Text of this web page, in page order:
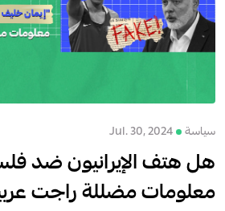
سياسة Jul. 30, 2024
هل هتف الإيرانيون ضد
معلومات مضللة راجت